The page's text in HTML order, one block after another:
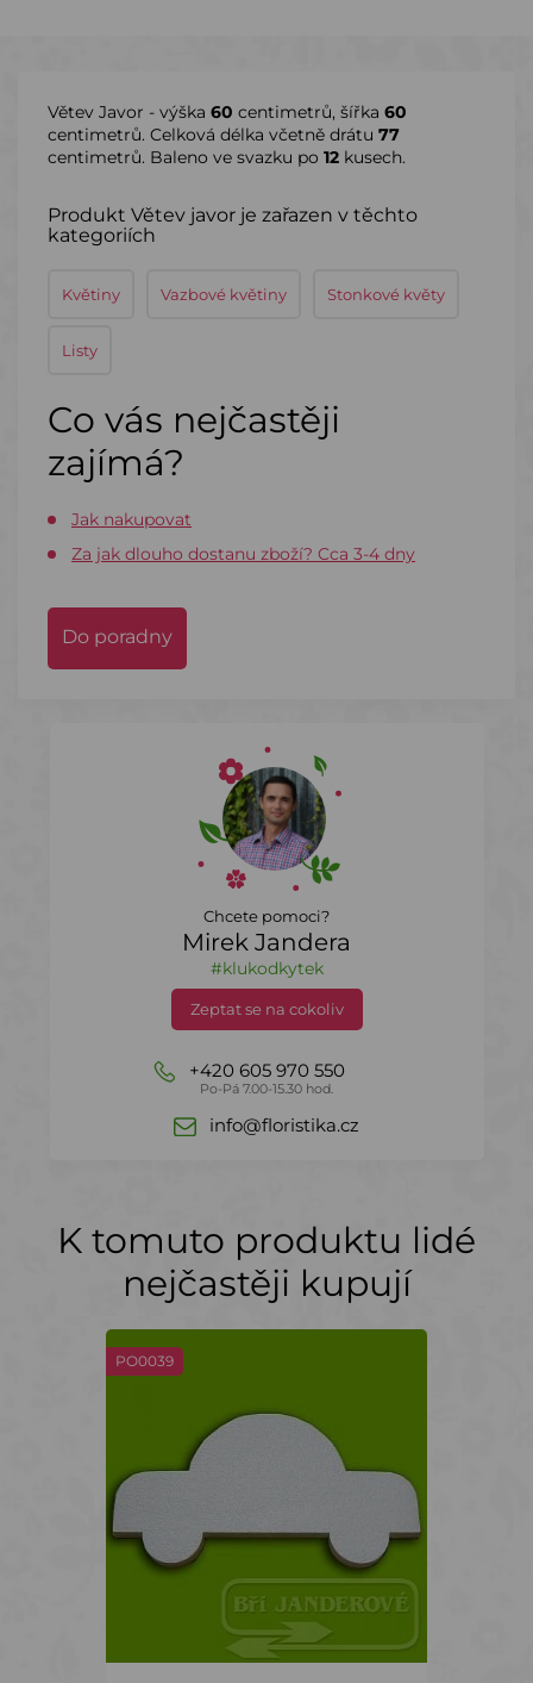
Větev Javor - výška 60 centimetrů, šířka 60
centimetrů. Celková délka včetně drátu 77
centimetrů. Baleno ve svazku po 12 kusech.
Produkt Větev javor je zařazen v těchto
kategoriích
Květiny Vazbové květiny Stonkové květy
Listy
Co vás nejčastěji
zajímá?
Jak nakupovat
Za jak dlouho dostanu zboží? Cca 3-4 dny
Do poradny
Chcete pomoci?
Mirek Jandera
#klukodkytek
Zeptat se na cokoliv
+420 605 970 550
Po-Pá 7.00-15.30 hod.
info@floristika.cz
K tomuto produktu lidé
nejčastěji kupují
PO0039